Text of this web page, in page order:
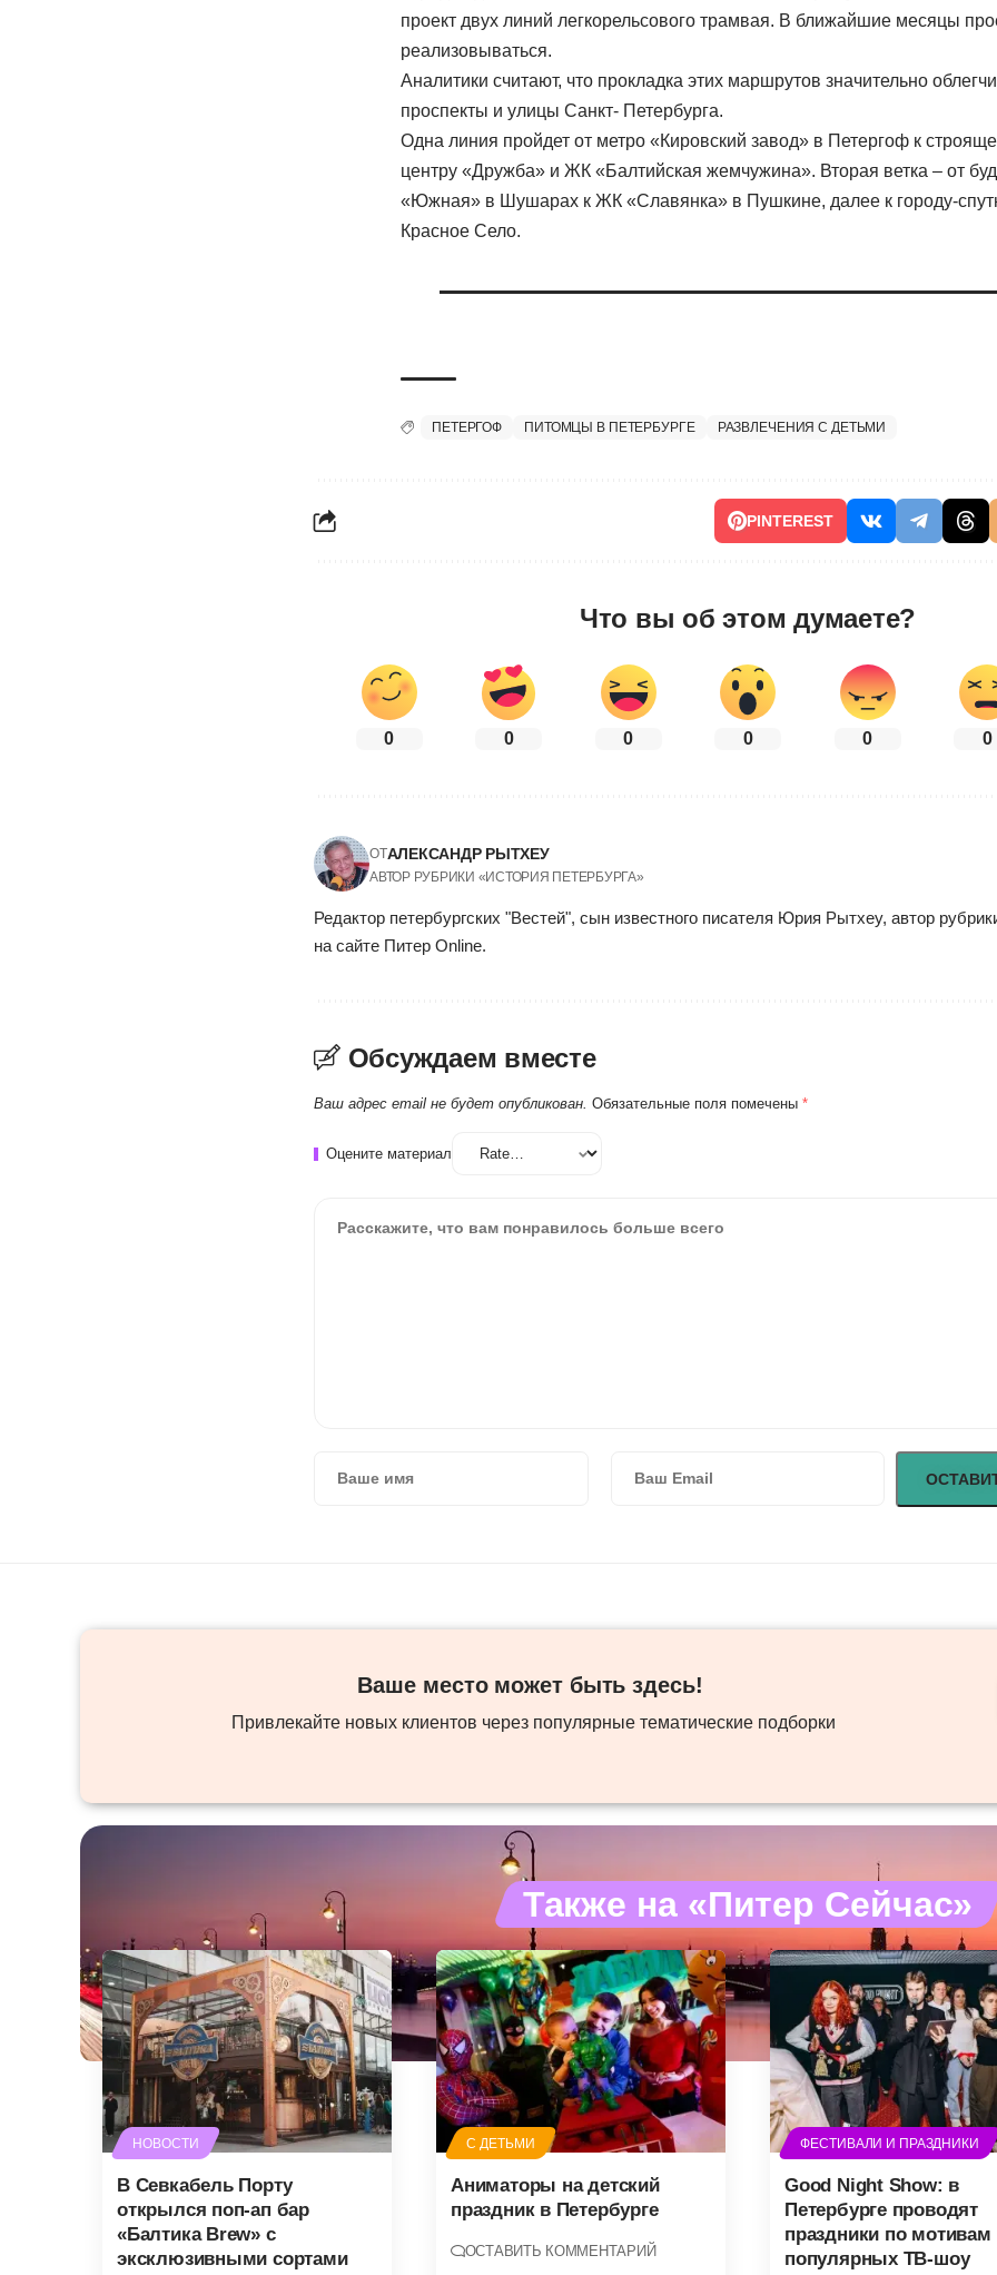
проект двух линий легкорельсового трамвая. В ближайшие месяцы
реализовываться.
Аналитики считают, что прокладка этих маршрутов значительно
проспекты и улицы Санкт- Петербурга.
Одна линия пройдет от метро «Кировский завод» в Петергоф к
центру «Дружба» и ЖК «Балтийская жемчужина». Вторая ветка – от
«Южная» в Шушарах к ЖК «Славянка» в Пушкине, далее к городу-
Красное Село.
ПЕТЕРГОФ ПИТОМЦЫ В ПЕТЕРБУРГЕ РАЗВЛЕЧЕНИЯ С ДЕТЬМИ
PINTEREST
Что вы об этом думаете?
0 0 0 0 0 0
ОТАЛЕКСАНДР РЫТХЕУ
АВТОР РУБРИКИ «ИСТОРИЯ ПЕТЕРБУРГА»
Редактор петербургских "Вестей", сын известного писателя Юрия Рытхеу, автор
на сайте Питер Online.
Обсуждаем вместе
Ваш адрес email не будет опубликован. Обязательные поля помечены *
Оцените материал
Ваше место может быть здесь! ​
Привлекайте новых клиентов через популярные тематические подборки
Также на «Питер Сейчас»
НОВОСТИ
В Севкабель Порту
открылся поп-ап бар
«Балтика Brew» с
эксклюзивными сортами
С ДЕТЬМИ
Аниматоры на детский
праздник в Петербурге
ОСТАВИТЬ КОММЕНТАРИЙ
ФЕСТИВАЛИ И ПРАЗДНИКИ
Good Night Show: в
Петербурге проводят
праздники по мотивам
популярных ТВ-шоу